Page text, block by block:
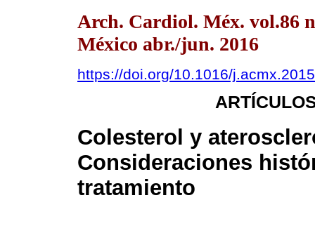
Arch. Cardiol. Méx. vol.86
México abr./jun. 2016
https://doi.org/10.1016/
Colesterol y
Consideraciones
tratamiento